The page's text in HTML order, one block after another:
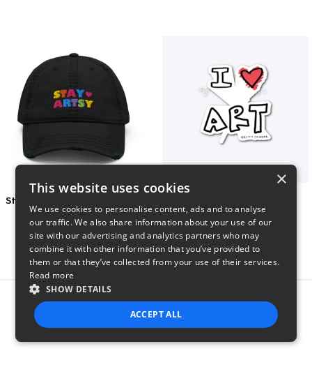
Report this product
×
This website uses cookies
We use cookies to personalise content, ads and to analyse
our traffic. We also share information about your use of our
site with our advertising and analytics partners who may
combine it with other information that you’ve provided to
them or that they’ve collected from your use of their services.
Read more
SHOW DETAILS
ACCEPT ALL
STRICTLY NECESSARY PERFORMANCE